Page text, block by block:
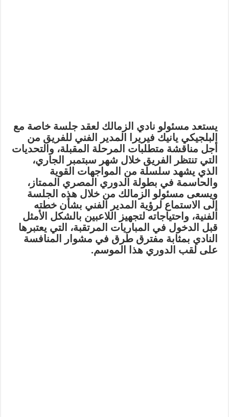
يستعد مسئولو نادي الزمالك لعقد جلسة خاصة مع
البلجيكي يانيك فيريرا المدير الفني للفريق من
أجل مناقشة متطلبات المرحلة المقبلة، والتحديات
التي تنتظر الفريق خلال شهر سبتمبر الجاري،
الذي يشهد سلسلة من المواجهات القوية
والحاسمة في بطولة الدوري المصري الممتاز،
ويسعى مسئولو الزمالك من خلال هذه الجلسة
إلى الاستماع لرؤية المدير الفني بشأن خطته
الفنية، واحتياجاته لتجهيز اللاعبين بالشكل الأمثل
قبل الدخول في المباريات المرتقبة، التي يعتبرها
النادي بمثابة مفترق طرق في مشوار المنافسة
على لقب الدوري هذا الموسم.